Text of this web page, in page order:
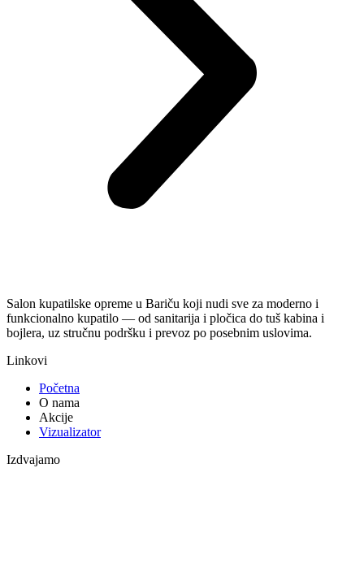
Salon kupatilske opreme u Bariču koji nudi sve za moderno i
funkcionalno kupatilo — od sanitarija i pločica do tuš kabina i
bojlera, uz stručnu podršku i prevoz po posebnim uslovima.
Linkovi
Početna
O nama
Akcije
Vizualizator
Izdvajamo